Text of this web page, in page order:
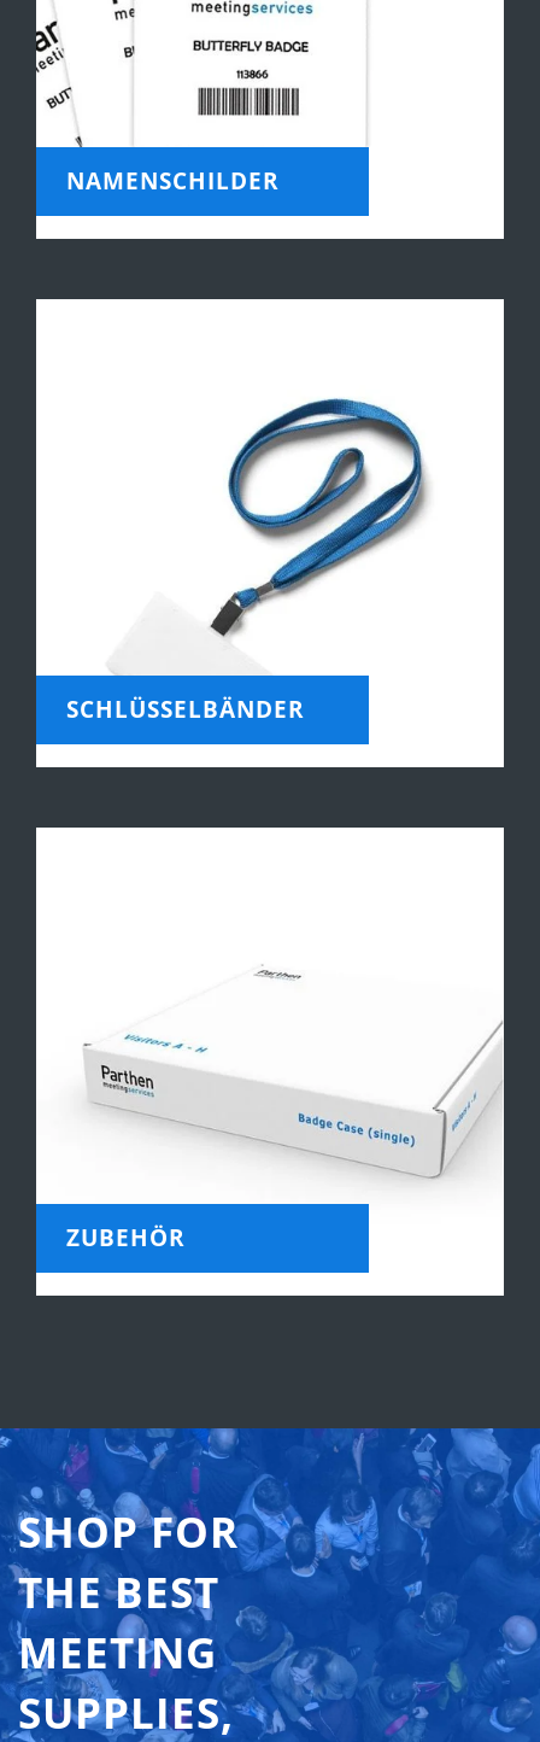
NAMENSCHILDER
SCHLÜSSELBÄNDER
ZUBEHÖR
SHOP FOR
THE BEST
MEETING
SUPPLIES,